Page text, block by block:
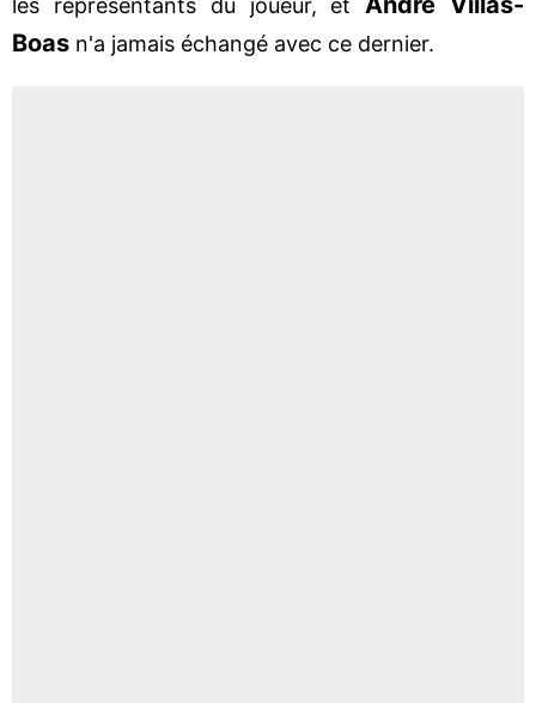
les représentants du joueur, et
Boas n'a jamais échangé avec ce dernier.